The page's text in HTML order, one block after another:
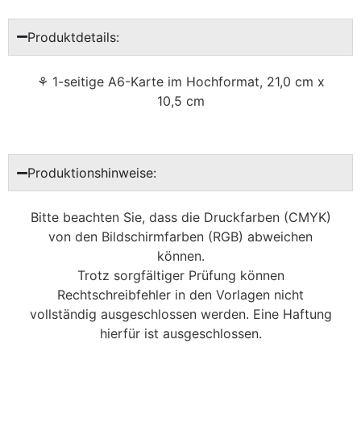
Produktdetails:
⚘ 1-seitige A6-Karte im Hochformat, 21,0 cm x
10,5 cm
Produktionshinweise:
Bitte beachten Sie, dass die Druckfarben (CMYK)
von den Bildschirmfarben (RGB) abweichen
können.
Trotz sorgfältiger Prüfung können
Rechtschreibfehler in den Vorlagen nicht
vollständig ausgeschlossen werden. Eine Haftung
hierfür ist ausgeschlossen.